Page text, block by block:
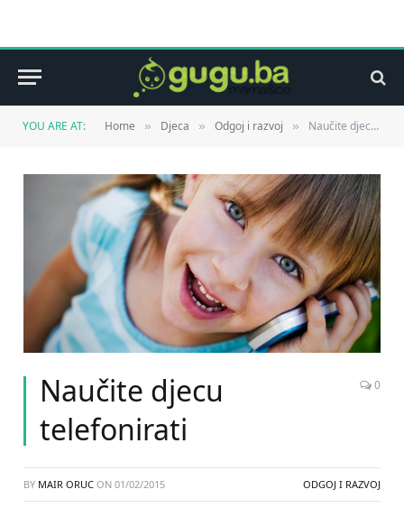
YOU ARE AT: Home » Djeca » Odgoj i razvoj » Naučite djecu telefonirati
Naučite djecu
telefonirati
0
BY MAIR ORUC ON 01/02/2015 ODGOJ I RAZVOJ